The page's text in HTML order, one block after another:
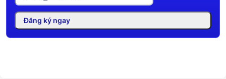
Đăng ký ngay